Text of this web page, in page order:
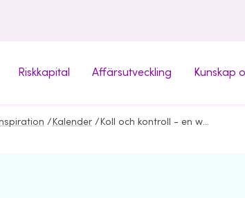
Riskkapital Affärsutveckling Kunskap
/ Kalender / Koll och kontroll - en workshopserie i Slagnäs